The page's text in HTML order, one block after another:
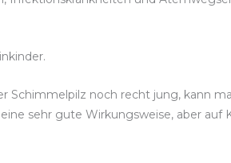
Schimmelpilz noch recht jung, kann
sehr gute Wirkungsweise, aber auf